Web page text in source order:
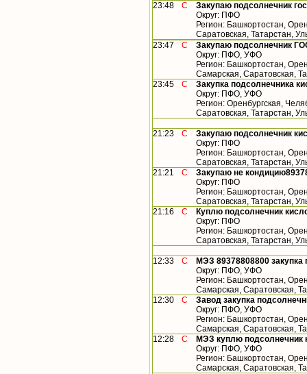
23:48 С
Закупаю подсолнечник
Округ: ПФО
Регион: Башкортостан,
Саратовская, Татарстан,
23:47
С
Закупаю подсолнечник
Округ: ПФО, УФО
Регион: Башкортостан,
Самарская, Саратовская,
23:45
С
Закупка подсолнечника
Округ: ПФО, УФО
Регион: Оренбургская,
Саратовская, Татарстан,
21:23 С
Закупаю подсолнечник
Округ: ПФО
Регион: Башкортостан,
Саратовская, Татарстан,
21:21
С
Закупаю не
Округ: ПФО
Регион: Башкортостан,
Саратовская, Татарстан,
21:16
С
Куплю подсолнечник
Округ: ПФО
Регион: Башкортостан,
Саратовская, Татарстан,
12:33 С
МЭЗ 89378808800
Округ: ПФО, УФО
Регион: Башкортостан,
Самарская, Саратовская,
12:30
С
Завод закупка
Округ: ПФО, УФО
Регион: Башкортостан,
Самарская, Саратовская,
12:28
С
МЭЗ куплю подсолнечник
Округ: ПФО, УФО
Регион: Башкортостан,
Самарская, Саратовская,